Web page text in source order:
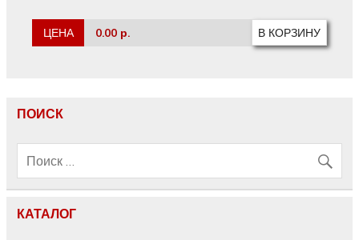
ЦЕНА 0.00 р.
ПОИСК
КАТАЛОГ